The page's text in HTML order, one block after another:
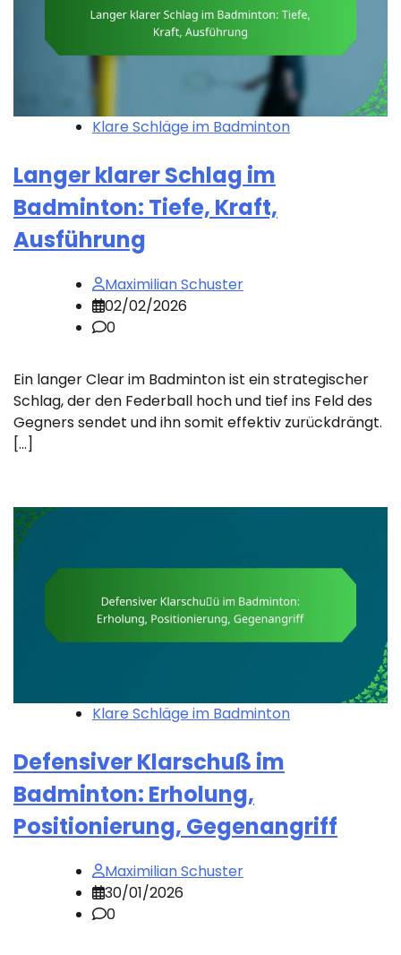
Klare Schläge im Badminton
Langer klarer Schlag im
Badminton: Tiefe, Kraft,
Ausführung
Maximilian Schuster
02/02/2026
0
Ein langer Clear im Badminton ist ein strategischer
Schlag, der den Federball hoch und tief ins Feld des
Gegners sendet und ihn somit effektiv zurückdrängt.
[…]
Klare Schläge im Badminton
Defensiver Klarschuß im
Badminton: Erholung,
Positionierung, Gegenangriff
Maximilian Schuster
30/01/2026
0